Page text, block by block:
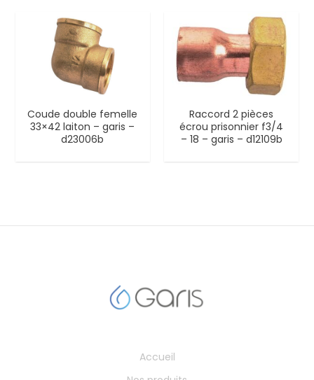
Coude double femelle
33×42 laiton – garis –
d23006b
Raccord 2 pièces
écrou prisonnier f3/4
– 18 – garis – d12109b
Accueil